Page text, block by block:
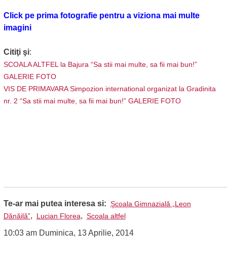
Click pe prima fotografie pentru a viziona mai multe
imagini
Citiţi şi:
SCOALA ALTFEL la Bajura “Sa stii mai multe, sa fii mai bun!”
GALERIE FOTO
VIS DE PRIMAVARA Simpozion international organizat la Gradinita
nr. 2 “Sa stii mai multe, sa fii mai bun!” GALERIE FOTO
Te-ar mai putea interesa si: Şcoala Gimnazială „Leon
Dănăilă”, Lucian Florea, Scoala altfel
10:03 am Duminica, 13 Aprilie, 2014